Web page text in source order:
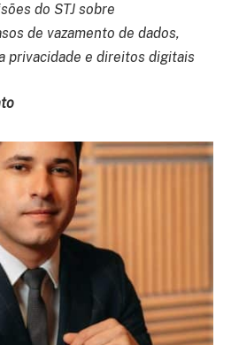
do STJ sobre
de vazamento de dados,
privacidade e direitos digitais